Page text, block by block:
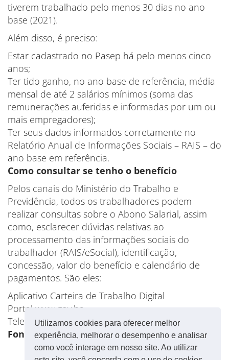
Utilizamos cookies para oferecer melhor
experiência, melhorar o desempenho e analisar
como você interage em nosso site. Ao utilizar
tiverem trabalhado pelo menos 30 dias no ano
base (2021).
Além disso, é preciso:
Estar cadastrado no Pasep há pelo menos cinco
anos;
Ter tido ganho, no ano base de referência, média
mensal de até 2 salários mínimos (soma das
remunerações auferidas e informadas por um ou
mais empregadores);
Ter seus dados informados corretamente no
Relatório Anual de Informações Sociais – RAIS – do
ano base em referência.
Como consultar se tenho o benefício
Pelos canais do Ministério do Trabalho e
Previdência, todos os trabalhadores podem
realizar consultas sobre o Abono Salarial, assim
como, esclarecer dúvidas relativas ao
processamento das informações sociais do
trabalhador (RAIS/eSocial), identificação,
concessão, valor do benefício e calendário de
pagamentos. São eles:
Aplicativo Carteira de Trabalho Digital
Portal www.gov.br
Telefone 158
Fonte: CUT